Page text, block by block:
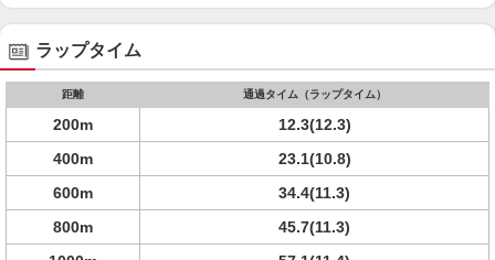
ラップタイム
距離 通過タイム（ラップタイム）
200m
12.3(12.3)
400m
23.1(10.8)
600m
34.4(11.3)
800m
45.7(11.3)